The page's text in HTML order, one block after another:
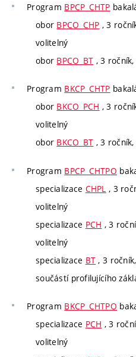
Program BPCP_CHTP
obor BPCO_CHP , 3
volitelný
obor BPCO_BT , 3
Program BKCP_CHTP
obor BKCO_PCH , 3
volitelný
obor BKCO_BT , 3
Program BPCP_CHTPO
specializace CHPL , 3
volitelný
specializace PCH , 3
volitelný
specializace BT , 3
součástí profilujícího
Program BKCP_CHTPO
specializace PCH , 3
volitelný